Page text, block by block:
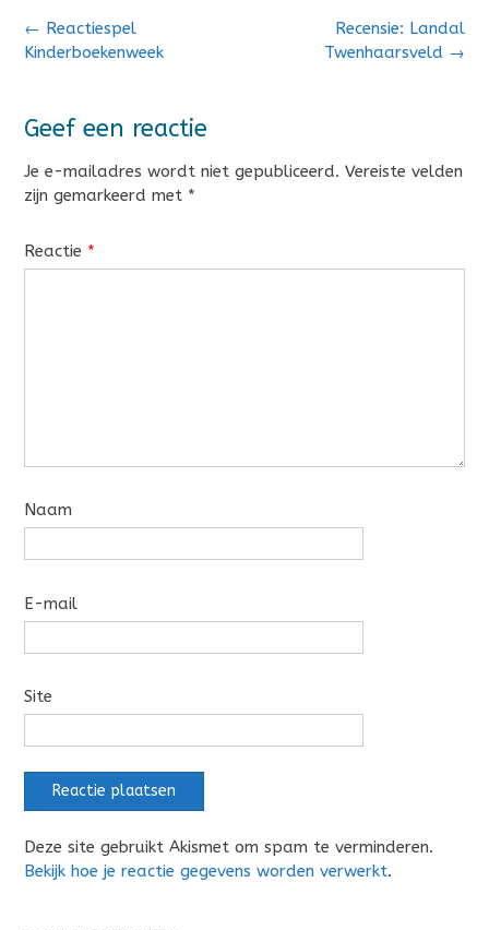
Bericht
navigatie
Recensie: Landal
Twenhaarsveld →
← Reactiespel
Kinderboekenweek
Geef een reactie
Je e-mailadres wordt niet gepubliceerd. Vereiste velden
zijn gemarkeerd met *
Reactie *
Naam
E-mail
Site
Deze site gebruikt Akismet om spam te verminderen.
Bekijk hoe je reactie gegevens worden verwerkt.